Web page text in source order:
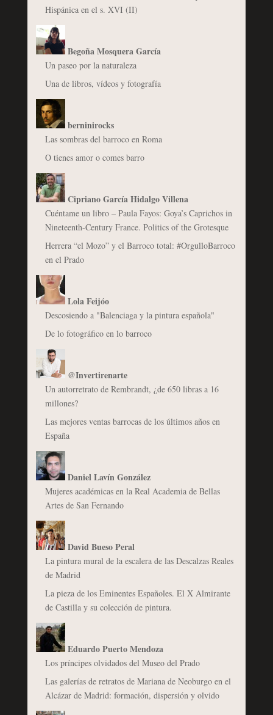
Hispánica en el s. XVI (II)
Begoña Mosquera García
Un paseo por la naturaleza
Una de libros, vídeos y fotografía
berninirocks
Las sombras del barroco en Roma
O tienes amor o comes barro
Cipriano García Hidalgo Villena
Cuéntame un libro – Paula Fayos: Goya’s Caprichos in
Nineteenth-Century France. Politics of the Grotesque
Herrera “el Mozo” y el Barroco total: #OrgulloBarroco
en el Prado
Lola Feijóo
Descosiendo a "Balenciaga y la pintura española"
De lo fotográfico en lo barroco
@Invertirenarte
Un autorretrato de Rembrandt, ¿de 650 libras a 16
millones?
Las mejores ventas barrocas de los últimos años en
España
Daniel Lavín González
Mujeres académicas en la Real Academia de Bellas
Artes de San Fernando
David Bueso Peral
La pintura mural de la escalera de las Descalzas Reales
de Madrid
La pieza de los Eminentes Españoles. El X Almirante
de Castilla y su colección de pintura.
Eduardo Puerto Mendoza
Los príncipes olvidados del Museo del Prado
Las galerías de retratos de Mariana de Neoburgo en el
Alcázar de Madrid: formación, dispersión y olvido